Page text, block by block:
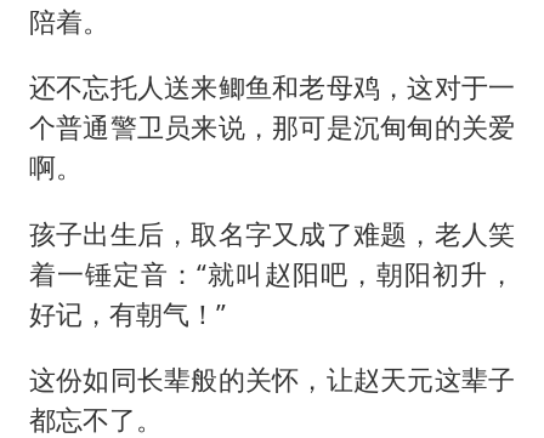
陪着。
还不忘托人送来鲫鱼和老母鸡，这对于一
个普通警卫员来说，那可是沉甸甸的关爱
啊。
孩子出生后，取名字又成了难题，老人笑
着一锤定音：“就叫赵阳吧，朝阳初升，
好记，有朝气！”
这份如同长辈般的关怀，让赵天元这辈子
都忘不了。